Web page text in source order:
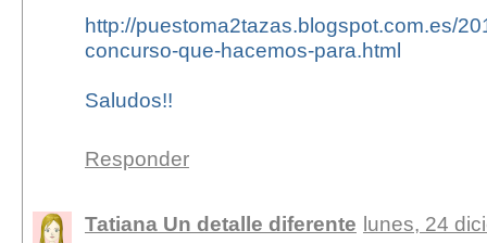
http://puestoma2tazas.blogspot.com.es/
concurso-que-hacemos-para.html
Saludos!!
Responder
Tatiana Un detalle diferente lunes, 24